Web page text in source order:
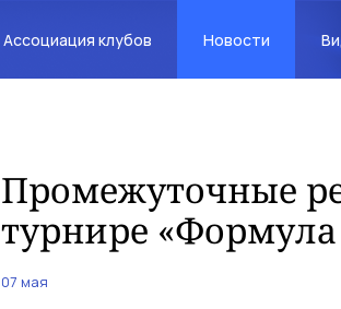
Ассоциация клубов Новости
Промежуточные
турнире
07 мая